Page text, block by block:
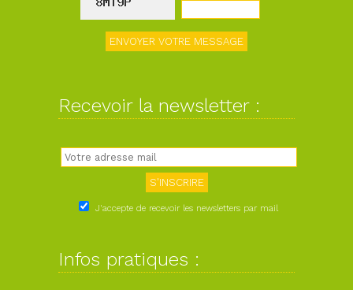
Recevoir la newsletter :
J'accepte de recevoir les newsletters par mail
Infos pratiques :